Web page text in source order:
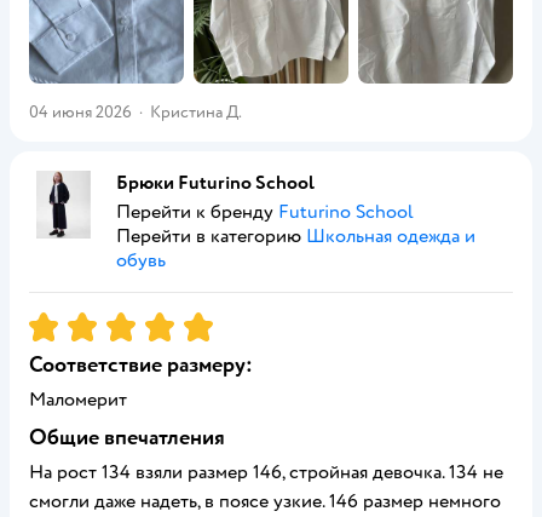
04 июня 2026 · Кристина Д.
Брюки Futurino School
Перейти к бренду Futurino School
Перейти в категорию Школьная одежда и
обувь
Рейтинг:5
Соответствие размеру:
Маломерит
Общие впечатления
На рост 134 взяли размер 146, стройная девочка. 134 не
смогли даже надеть, в поясе узкие. 146 размер немного